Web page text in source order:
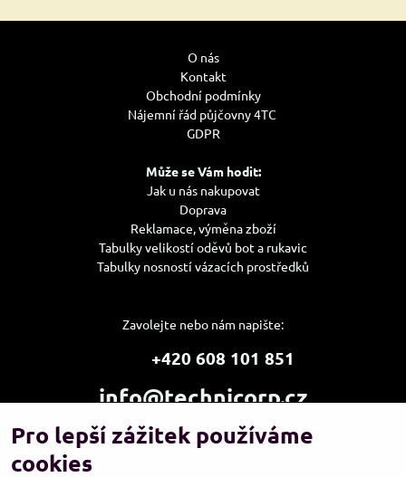
O nás
Kontakt
Obchodní podmínky
Nájemní řád půjčovny 4TC
GDPR
Může se Vám hodit:
Jak u nás nakupovat
Doprava
Reklamace, výměna zboží
Tabulky velikostí oděvů bot a rukavic
Tabulky nosností vázacích prostředků
Zavolejte nebo nám napište:
+420 608 101 851
info@technicorp.cz
Showroom a výdejní místo:
TECHNICORP ESHOP s.r.o.
Pro lepší zážitek používáme
cookies